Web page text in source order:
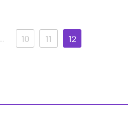
… 10 11 12